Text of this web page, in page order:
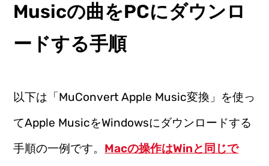
Musicの曲をPCにダウンロ
ードする手順
以下は「MuConvert Apple Music変換」を使っ
てApple MusicをWindowsにダウンロードする
手順の一例です。 Macの操作はWinと同じで